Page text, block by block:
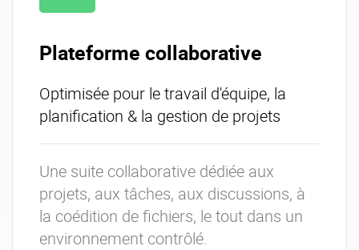
Plateforme collaborative
Optimisée pour le travail d'équipe, la
planification & la gestion de projets
Une suite collaborative dédiée aux
projets, aux tâches, aux discussions, à
la coédition de fichiers, le tout dans un
environnement contrôlé.